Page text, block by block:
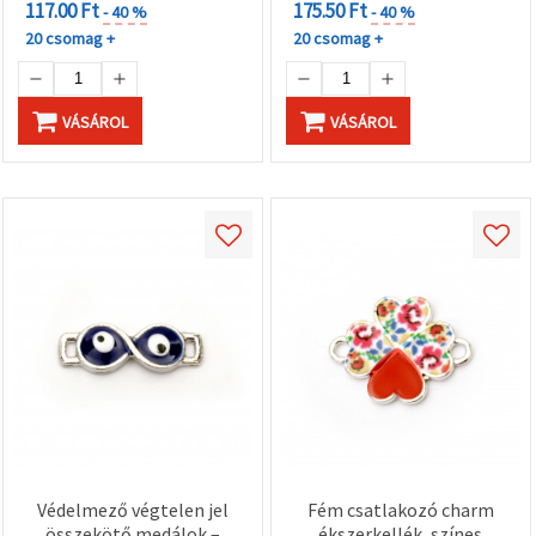
117.00 Ft- 40 %
20 csomag +
VÁSÁROL
175.50 Ft- 40 %
20 csomag +
VÁSÁROL
Védelmező végtelen jel
Fém csatlakozó charm